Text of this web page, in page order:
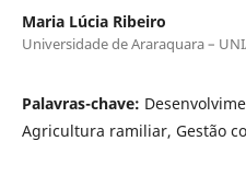
Maria Lúcia Ribeiro
Universidade de Araraquara –
Palavras-chave:
Agricultura ramiliar, Gestão